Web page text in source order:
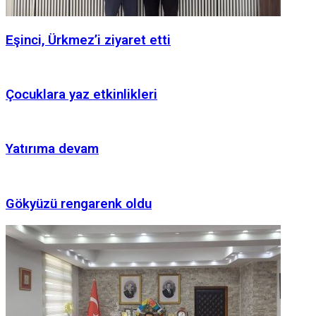
Eşinci, Ürkmez’i ziyaret etti
Çocuklara yaz etkinlikleri
Yatırıma devam
Gökyüzü rengarenk oldu